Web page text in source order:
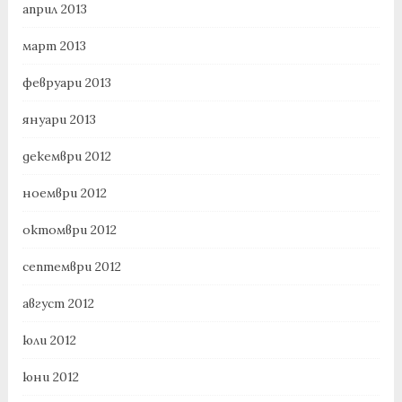
април 2013
март 2013
февруари 2013
януари 2013
декември 2012
ноември 2012
октомври 2012
септември 2012
август 2012
юли 2012
юни 2012